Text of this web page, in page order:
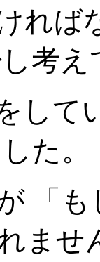
れ
考え
し
た。
「
ませ